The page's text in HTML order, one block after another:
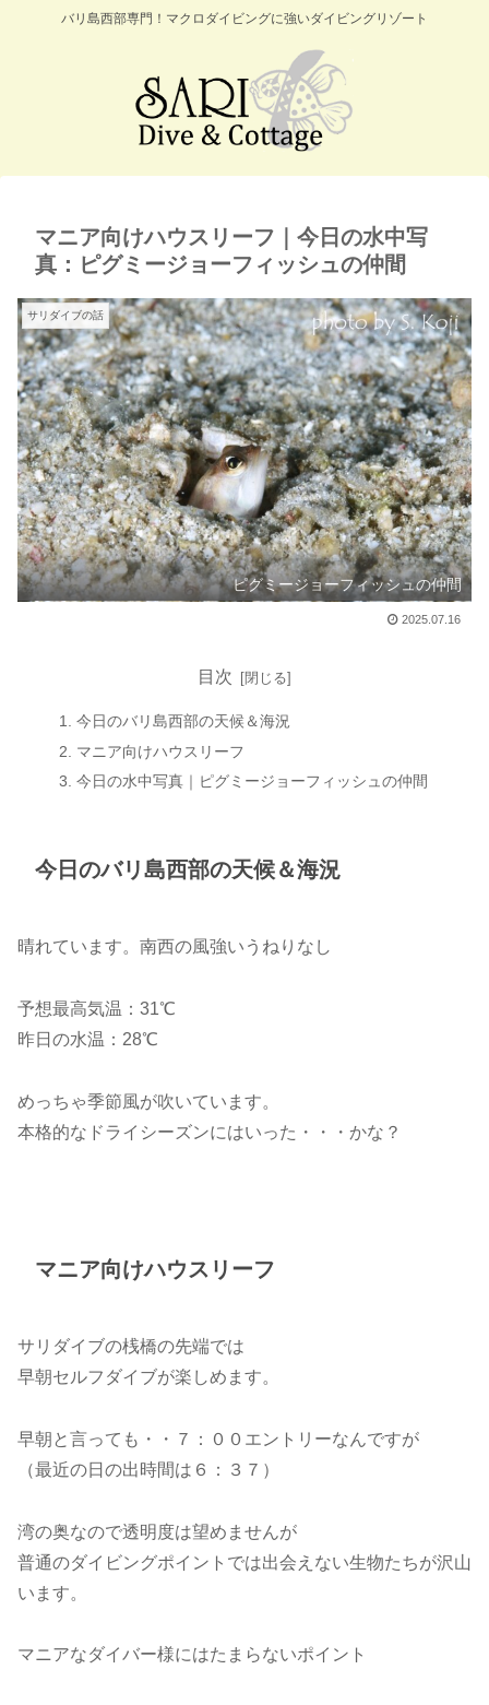
バリ島西部専門！マクロダイビングに強いダイビングリゾート
マニア向けハウスリーフ｜今日の水中写
真：ピグミージョーフィッシュの仲間
サリダイブの話
ピグミージョーフィッシュの仲間
2025.07.16
目次
今日のバリ島西部の天候＆海況
マニア向けハウスリーフ
今日の水中写真｜ピグミージョーフィッシュの仲間
今日のバリ島西部の天候＆海況
晴れています。南西の風強いうねりなし
予想最高気温：31℃
昨日の水温：28℃
めっちゃ季節風が吹いています。
本格的なドライシーズンにはいった・・・かな？
マニア向けハウスリーフ
サリダイブの桟橋の先端では
早朝セルフダイブが楽しめます。
早朝と言っても・・７：００エントリーなんですが
（最近の日の出時間は６：３７）
湾の奥なので透明度は望めませんが
普通のダイビングポイントでは出会えない生物たちが沢山
います。
マニアなダイバー様にはたまらないポイント